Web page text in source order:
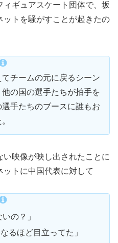
ギュアスケート団体で、坂
トを騒がすことが起きたの
チームの元に戻るシーン
の国の選手たちが拍手を
手たちのブースに誰もお
映像が映し出されたことに
トに中国代表に対して
の？」
るほど目立ってた」